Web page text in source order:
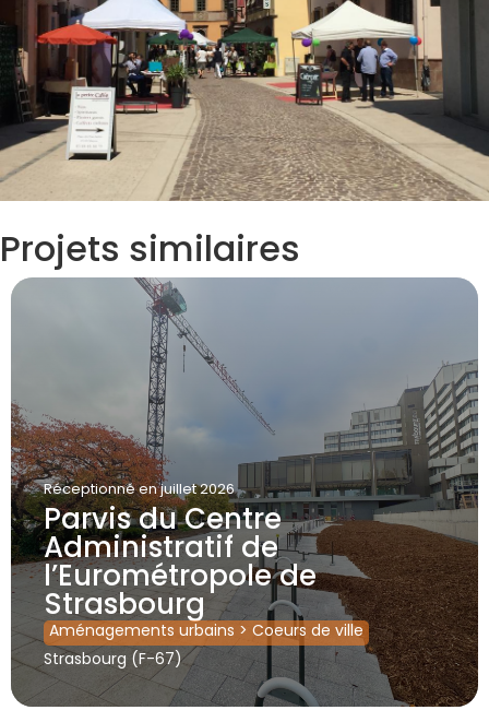
Projets similaires
Réceptionnéen juillet 2026
Parvis du Centre
Administratif de
l’Eurométropole de
Strasbourg
Aménagements urbains > Coeurs de ville
Strasbourg (F-67)